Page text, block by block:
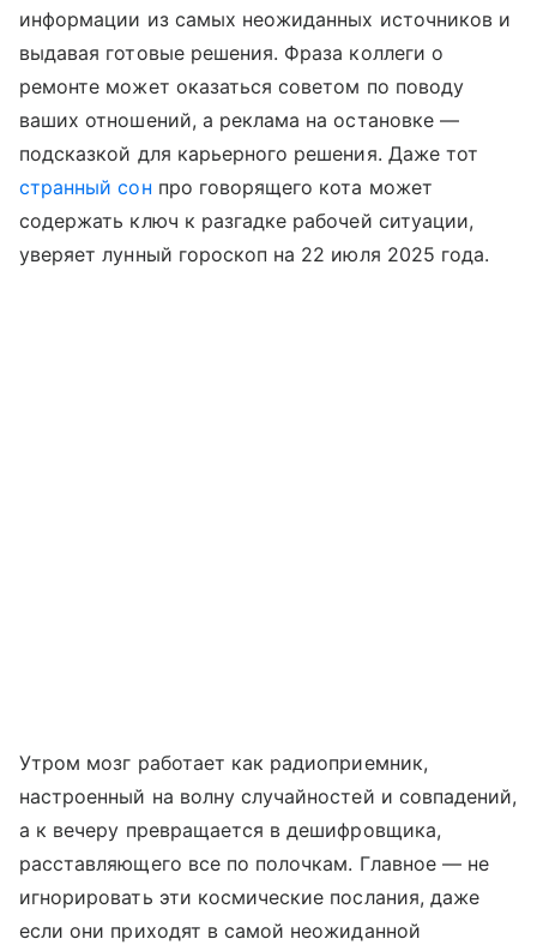
информации из самых неожиданных источников и
выдавая готовые решения. Фраза коллеги о
ремонте может оказаться советом по поводу
ваших отношений, а реклама на остановке —
подсказкой для карьерного решения. Даже тот
странный сон про говорящего кота может
содержать ключ к разгадке рабочей ситуации,
уверяет лунный гороскоп на 22 июля 2025 года.
Утром мозг работает как радиоприемник,
настроенный на волну случайностей и совпадений,
а к вечеру превращается в дешифровщика,
расставляющего все по полочкам. Главное — не
игнорировать эти космические послания, даже
если они приходят в самой неожиданной